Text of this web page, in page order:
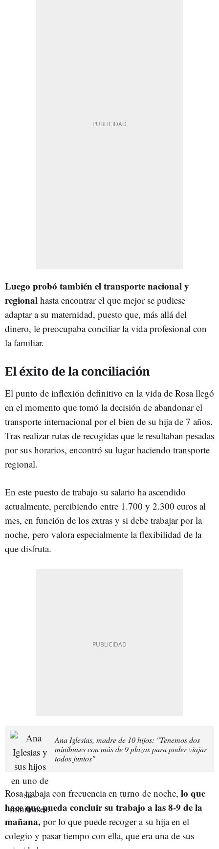
Luego probó también el transporte nacional y
regional hasta encontrar el que mejor se pudiese
adaptar a su maternidad, puesto que, más allá del
dinero, le preocupaba conciliar la vida profesional con
la familiar.
El éxito de la conciliación
El punto de inflexión definitivo en la vida de Rosa llegó
en el momento que tomó la decisión de abandonar el
transporte internacional por el bien de su hija de 7 años.
Tras realizar rutas de recogidas que le resultaban pesadas
por sus horarios, encontró su lugar haciendo transporte
regional.
En este puesto de trabajo su salario ha ascendido
actualmente, percibiendo entre 1.700 y 2.300 euros al
mes, en función de los extras y si debe trabajar por la
noche, pero valora especialmente la flexibilidad de la
que disfruta.
Ana Iglesias, madre de 10 hijos: "Tenemos dos
minibuses con más de 9 plazas para poder viajar
todos juntos"
Rosa trabaja con frecuencia en turno de noche, lo que
hace que pueda concluir su trabajo a las 8-9 de la
mañana, por lo que puede recoger a su hija en el
colegio y pasar tiempo con ella, que era una de sus